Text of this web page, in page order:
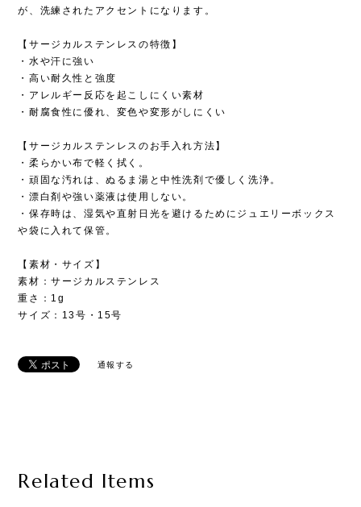
が、洗練されたアクセントになります。
【サージカルステンレスの特徴】
・水や汗に強い
・高い耐久性と強度
・アレルギー反応を起こしにくい素材
・耐腐食性に優れ、変色や変形がしにくい
【サージカルステンレスのお手入れ方法】
・柔らかい布で軽く拭く。
・頑固な汚れは、ぬるま湯と中性洗剤で優しく洗浄。
・漂白剤や強い薬液は使用しない。
・保存時は、湿気や直射日光を避けるためにジュエリーボックス
や袋に入れて保管。
【素材・サイズ】
素材：サージカルステンレス
重さ：1g
サイズ：13号・15号
通報する
Related Items